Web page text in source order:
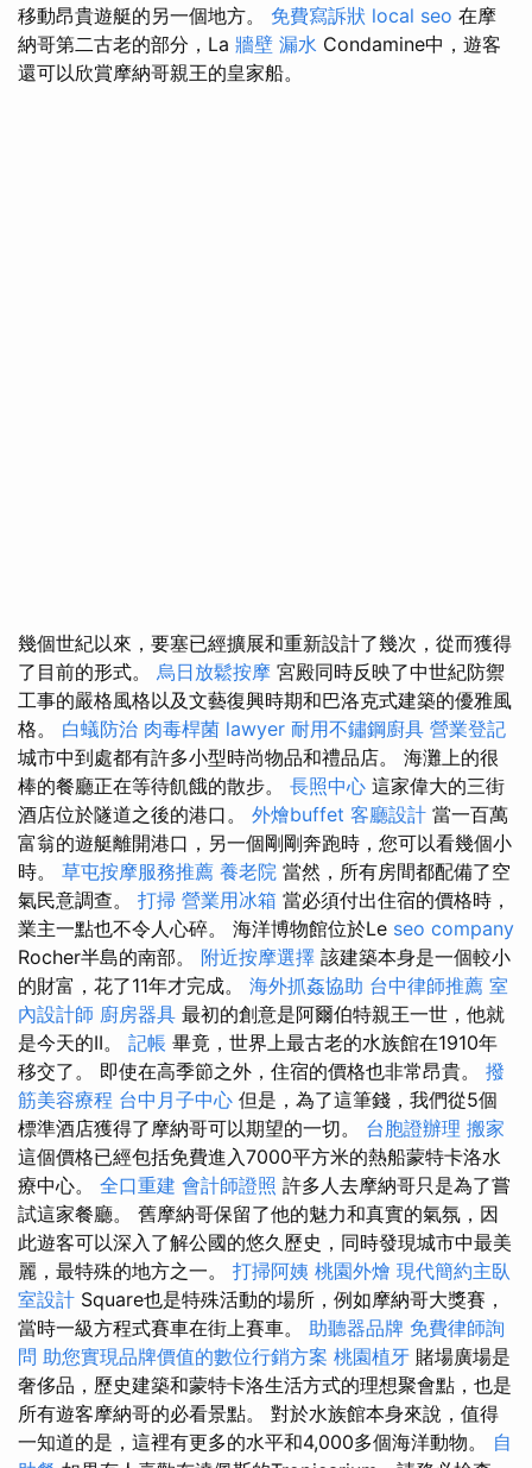
移動昂貴遊艇的另一個地方。 免費寫訴狀 local seo 在摩
納哥第二古老的部分，La 牆壁 漏水 Condamine中，遊客
還可以欣賞摩納哥親王的皇家船。
幾個世紀以來，要塞已經擴展和重新設計了幾次，從而獲得
了目前的形式。 烏日放鬆按摩 宮殿同時反映了中世紀防禦
工事的嚴格風格以及文藝復興時期和巴洛克式建築的優雅風
格。 白蟻防治 肉毒桿菌 lawyer 耐用不鏽鋼廚具 營業登記
城市中到處都有許多小型時尚物品和禮品店。 海灘上的很
棒的餐廳正在等待飢餓的散步。 長照中心 這家偉大的三街
酒店位於隧道之後的港口。 外燴buffet 客廳設計 當一百萬
富翁的遊艇離開港口，另一個剛剛奔跑時，您可以看幾個小
時。 草屯按摩服務推薦 養老院 當然，所有房間都配備了空
氣民意調查。 打掃 營業用冰箱 當必須付出住宿的價格時，
業主一點也不令人心碎。 海洋博物館位於Le seo company
Rocher半島的南部。 附近按摩選擇 該建築本身是一個較小
的財富，花了11年才完成。 海外抓姦協助 台中律師推薦 室
內設計師 廚房器具 最初的創意是阿爾伯特親王一世，他就
是今天的II。 記帳 畢竟，世界上最古老的水族館在1910年
移交了。 即使在高季節之外，住宿的價格也非常昂貴。 撥
筋美容療程 台中月子中心 但是，為了這筆錢，我們從5個
標準酒店獲得了摩納哥可以期望的一切。 台胞證辦理 搬家
這個價格已經包括免費進入7000平方米的熱船蒙特卡洛水
療中心。 全口重建 會計師證照 許多人去摩納哥只是為了嘗
試這家餐廳。 舊摩納哥保留了他的魅力和真實的氣氛，因
此遊客可以深入了解公國的悠久歷史，同時發現城市中最美
麗，最特殊的地方之一。 打掃阿姨 桃園外燴 現代簡約主臥
室設計 Square也是特殊活動的場所，例如摩納哥大獎賽，
當時一級方程式賽車在街上賽車。 助聽器品牌 免費律師詢
問 助您實現品牌價值的數位行銷方案 桃園植牙 賭場廣場是
奢侈品，歷史建築和蒙特卡洛生活方式的理想聚會點，也是
所有遊客摩納哥的必看景點。 對於水族館本身來說，值得
一知道的是，這裡有更多的水平和4,000多個海洋動物。 自